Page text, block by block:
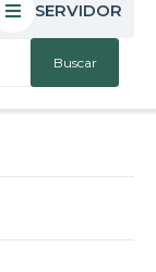
SERVIDOR